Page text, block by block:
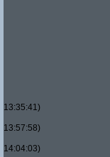
13:35:41)
13:57:58)
14:04:03)